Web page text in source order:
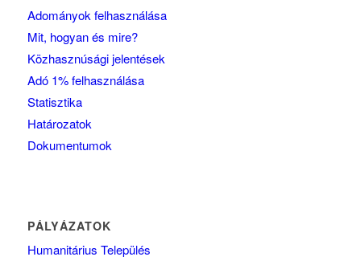
Adományok felhasználása
Mit, hogyan és mire?
Közhasznúsági jelentések
Adó 1% felhasználása
Statisztika
Határozatok
Dokumentumok
PÁLYÁZATOK
Humanitárius Település